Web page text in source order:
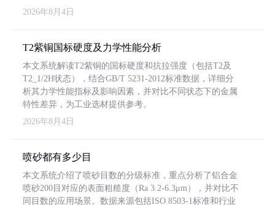
2026年8月4日
T2紫铜国标硬度及力学性能分析
本文系统解读T2紫铜的国标硬度和抗拉强度（包括T2及
T2_1/2H状态），结合GB/T 5231-2012标准数据，详细分
析其力学性能指标及影响因素，并对比不同状态下的金属
特性差异，为工业选材提供参考。
2026年8月4日
喷砂都有多少目
本文系统介绍了喷砂目数的分级标准，重点分析了铝合金
喷砂200目对应的表面粗糙度（Ra 3.2-6.3μm），并对比不
同目数的应用场景。数据来源包括ISO 8503-1标准和行业